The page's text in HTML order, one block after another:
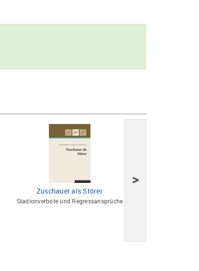
Zuschauer als Störer
Stadionverbote und Regressansprüche
>